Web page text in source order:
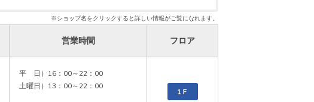
※ショップ名をクリックすると詳しい情報がご覧になれます。
営業時間 フロア
平　日）16：00～22：00
土曜日）13：00～22：00
1Ｆ